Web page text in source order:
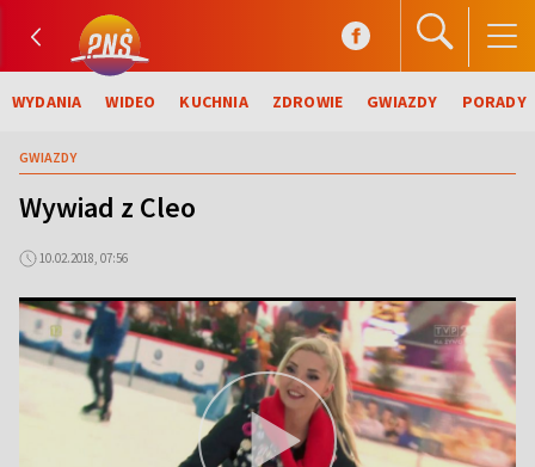
WYDANIA WIDEO KUCHNIA ZDROWIE GWIAZDY PORADY
GWIAZDY
Wywiad z Cleo
10.02.2018, 07:56